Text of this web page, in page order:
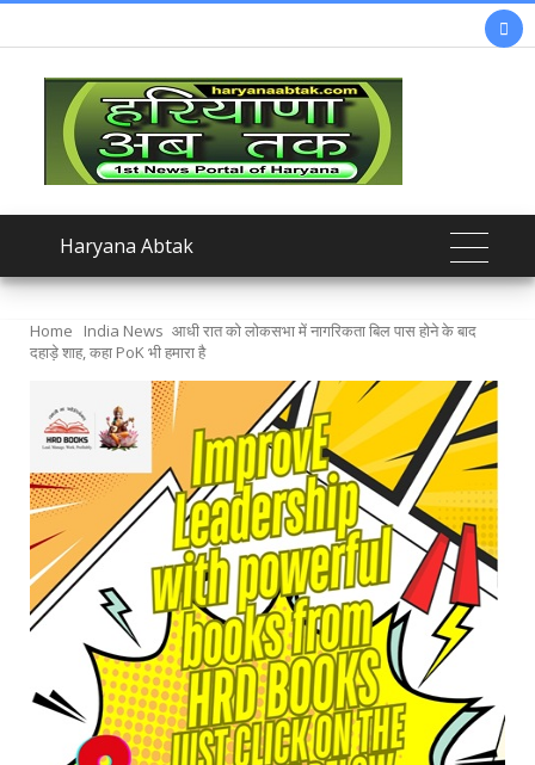

Haryana Abtak
Home India News आधी रात को लोकसभा में नागरिकता बिल पास होने के बाद
दहाड़े शाह, कहा PoK भी हमारा है